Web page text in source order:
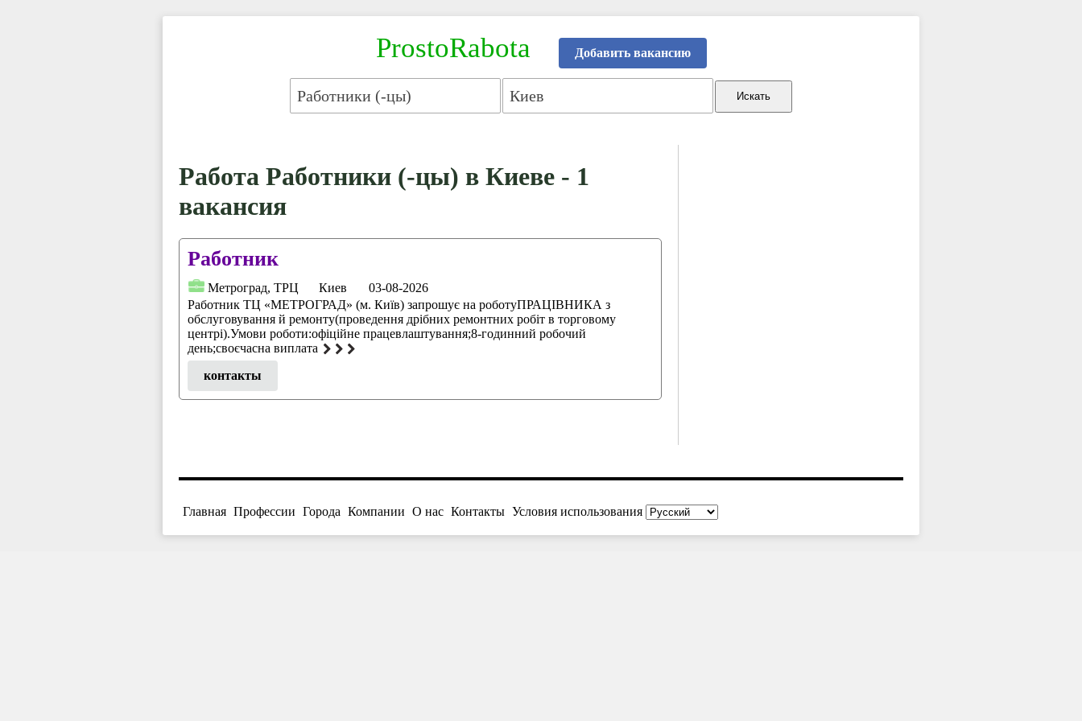
ProstoRabota Добавить вакансию
Работа Работники (-цы) в Киеве - 1
вакансия
Работник
Метроград, ТРЦ Киев
03-08-2026
Работник ТЦ «МЕТРОГРАД» (м. Київ) запрошує на роботуПРАЦІВНИКА з
обслуговування й ремонту(проведення дрібних ремонтних робіт в торговому
центрі).Умови роботи:офіційне працевлаштування;8-годинний робочий
день;своєчасна виплата
контакты
Главная Профессии Города Компании О нас Контакты Условия использования